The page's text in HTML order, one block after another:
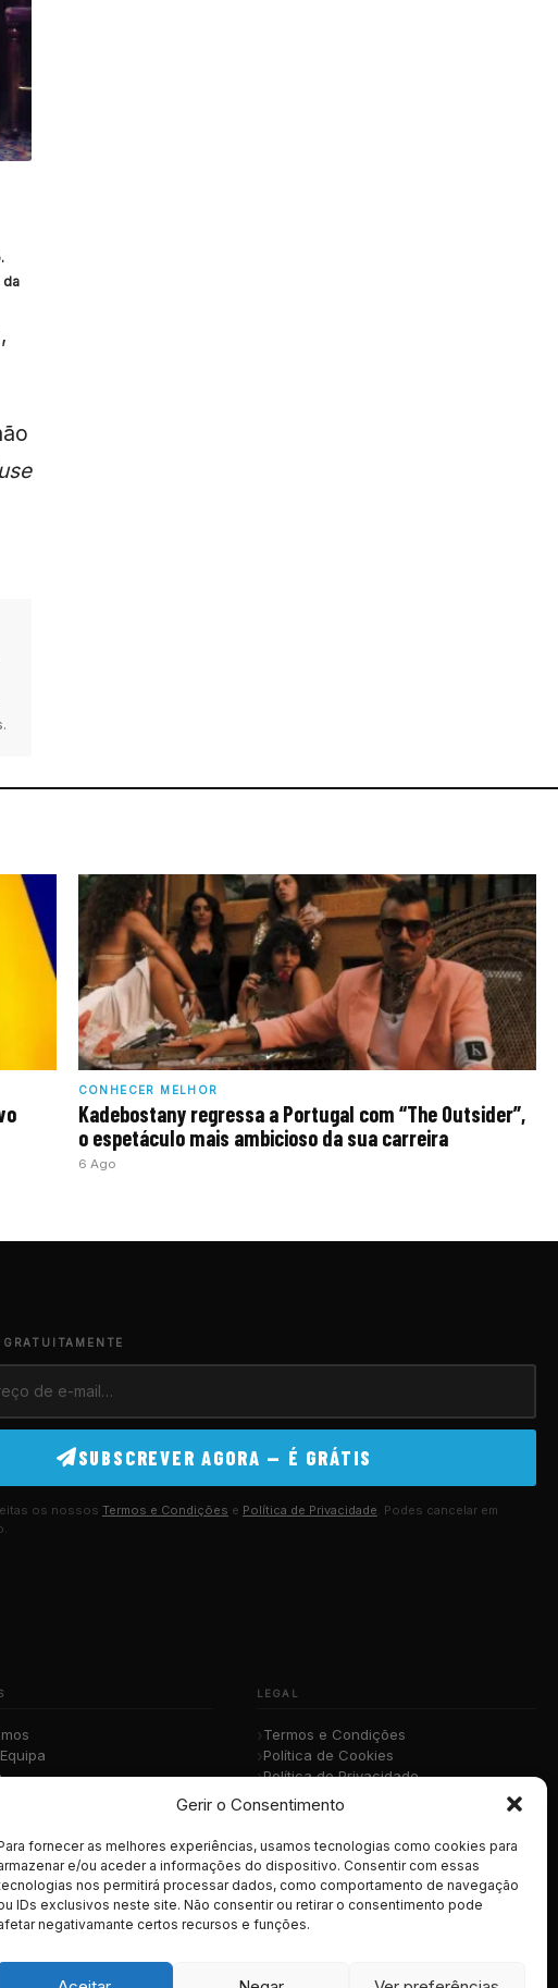
Gerir o Consentimento
fornecer as melhores experiências, usamos tecnologias como cookies para
e/ou aceder a informações do dispositivo. Consentir com essas
nos permitirá processar dados, como comportamento de navegação
IDs exclusivos neste site. Não consentir ou retirar o consentimento pode
negativamante certos recursos e funções.
da
CONHECER MELHOR
Kadebostany regressa a Portugal com “The Outsider”,
o espetáculo mais ambicioso da sua carreira
6 Ago
SUBSCREVER AGORA — É GRÁTIS
os nossos Termos e Condições e Política de Privacidade . Podes cancelar em
Tua Música
LEGAL
Termos e Condições
Política de Cookies
Política de Privacidade
RGPD